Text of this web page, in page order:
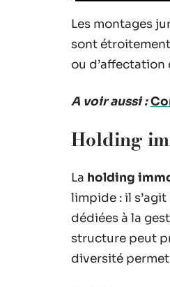
Les montages
sont
ou
A voir aussi :
Holding
La holding
limpide : il s’agit
dédiées à la
structure peut
diversité